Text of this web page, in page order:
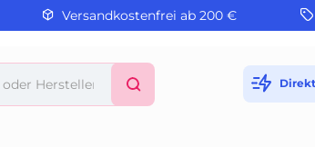
Versandkostenfrei ab 200 €